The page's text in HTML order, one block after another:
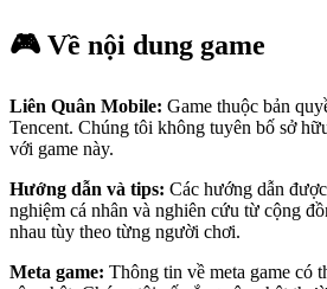
🎮 Về nội dung game
Liên Quân Mobile: Game thuộc bản
Tencent. Chúng tôi không tuyên bố sở
với game này.
Hướng dẫn và tips: Các hướng dẫn
nghiệm cá nhân và nghiên cứu từ cộng
nhau tùy theo từng người chơi.
Meta game: Thông tin về meta game có